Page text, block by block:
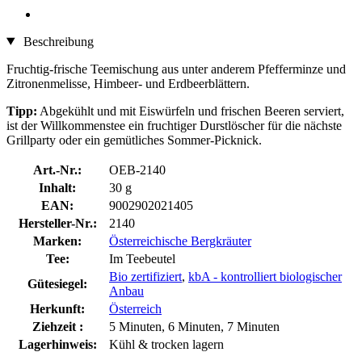
Beschreibung
Fruchtig-frische Teemischung aus unter anderem Pfefferminze und
Zitronenmelisse, Himbeer- und Erdbeerblättern.
Tipp: Abgekühlt und mit Eiswürfeln und frischen Beeren serviert,
ist der Willkommenstee ein fruchtiger Durstlöscher für die nächste
Grillparty oder ein gemütliches Sommer-Picknick.
Art.-Nr.:
OEB-2140
Inhalt:
30 g
EAN:
9002902021405
Hersteller-Nr.:
2140
Marken:
Österreichische Bergkräuter
Tee:
Im Teebeutel
Gütesiegel:
Bio zertifiziert, kbA - kontrolliert biologischer
Anbau
Herkunft:
Österreich
Ziehzeit :
5 Minuten, 6 Minuten, 7 Minuten
Lagerhinweis:
Kühl & trocken lagern